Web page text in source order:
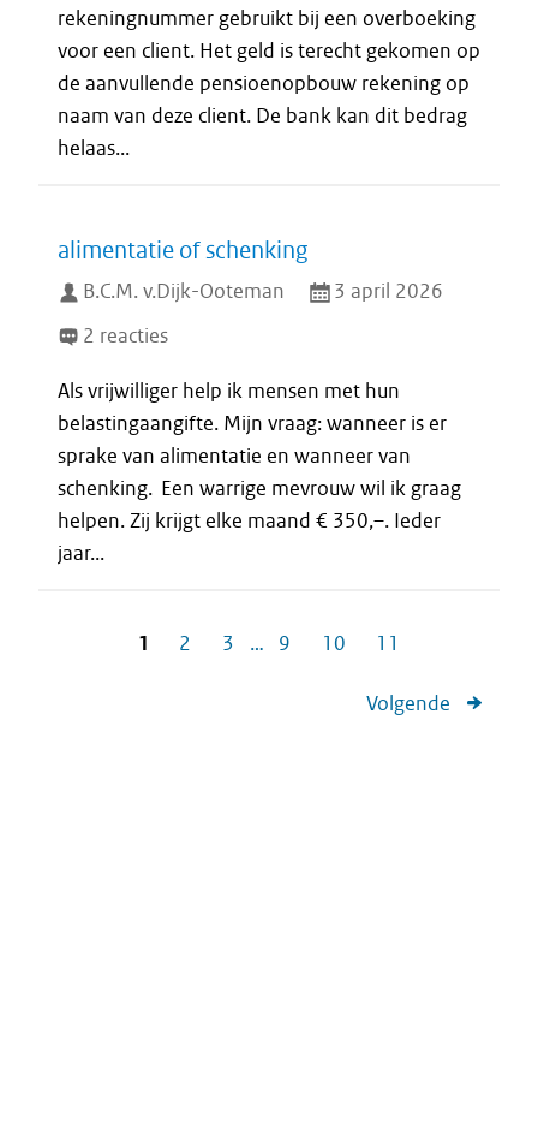
rekeningnummer gebruikt bij een overboeking
voor een client. Het geld is terecht gekomen op
de aanvullende pensioenopbouw rekening op
naam van deze client. De bank kan dit bedrag
helaas...
alimentatie of schenking
B.C.M. v.Dijk-Ooteman
3 april 2026
2 reacties
Als vrijwilliger help ik mensen met hun
belastingaangifte. Mijn vraag: wanneer is er
sprake van alimentatie en wanneer van
schenking. Een warrige mevrouw wil ik graag
helpen. Zij krijgt elke maand € 350,–. Ieder
jaar...
1 2 3 … 9 10 11
Volgende